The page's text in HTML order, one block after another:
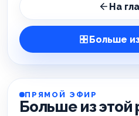
На
Больше
ПРЯМОЙ ЭФИР
Больше из этой